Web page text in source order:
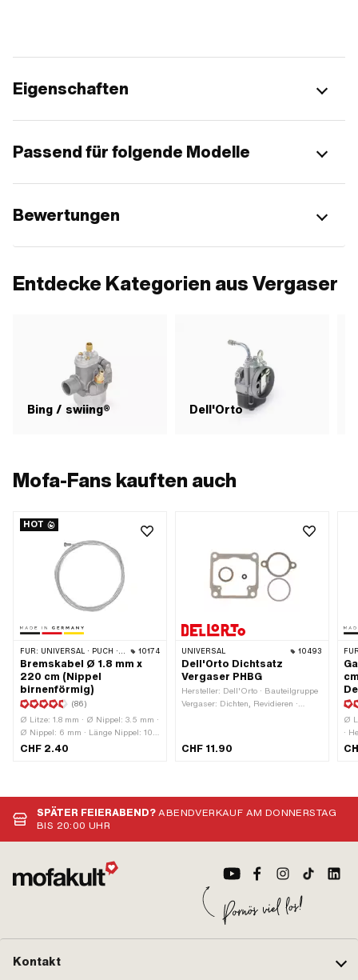
Eigenschaften
Passend für folgende Modelle
Bewertungen
Entdecke Kategorien aus Vergaser
Bing / swiing® Dell'Orto
Mofa-Fans kauften auch
HOT
FÜR: UNIVERSAL · PUCH · SACHS · PONY / CILO (BETA 521 & 512) · PIAGGIO · ZÜNDAPP BELMONDO · TOMOS 10174
Bremskabel Ø 1.8 mm x
220 cm (Nippel
birnenförmig)
(86)
Ø Litze: 1.8 mm · Ø Nippel: 3.5 mm ·
Ø Nippel: 6 mm · Länge Nippel: 10
mm · Hersteller: Made in Germany ·
Nippelform: Birne ·
Anwendungsbereich: Standard
CHF 2.40
UNIVERSAL 10493
Dell'Orto Dichtsatz
Vergaser PHBG
Hersteller: Dell'Orto · Bauteilgruppe
Vergaser: Dichten, Revidieren ·
CHF 11.90
Ø
·
SPÄTER FEIERABEND?ABENDVERKAUF AM DONNERSTAG
BIS 20:00 UHR
Kontakt